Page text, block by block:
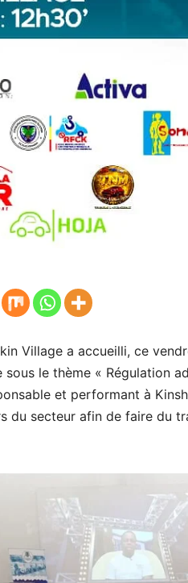
Village a accueilli, ce
sous le thème « Régulation
et performant à
du secteur afin de faire du